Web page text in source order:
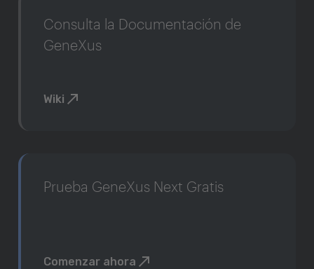
Consulta la Documentación de
GeneXus
Wiki
Prueba GeneXus Next Gratis
Comenzar ahora